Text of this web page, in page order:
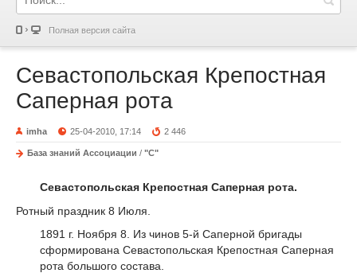
Полная версия сайта
Севастопольская Крепостная
Саперная рота
imha 25-04-2010, 17:14 2 446
База знаний Ассоциации / "С"
Севастопольская Крепостная Саперная рота.
Ротный праздник 8 Июля.
1891 г. Ноября 8. Из чинов 5-й Саперной бригады
сформирована Севастопольская Крепостная Саперная
рота большого состава.